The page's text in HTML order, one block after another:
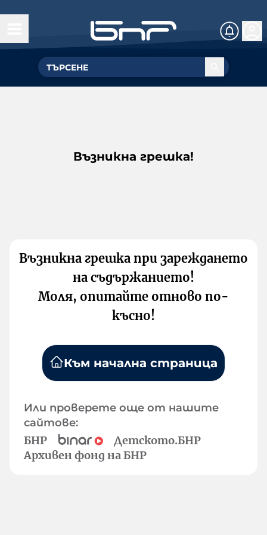
Възникна грешка!
Възникна грешка при зареждането
на съдържанието!
Моля, опитайте отново по-
късно!
Към начална страница
Или проверете още от нашите
сайтове:
БНР
Детското.БНР
Архивен фонд на БНР